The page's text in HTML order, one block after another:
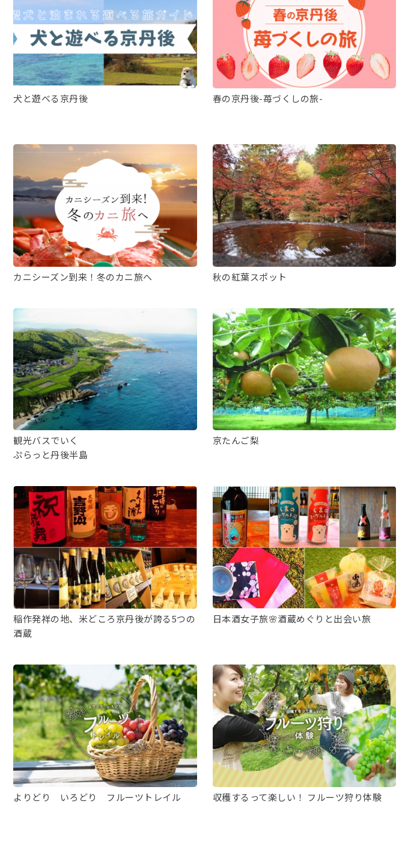
犬と遊べる京丹後 春の京丹後-苺づくしの旅-
カニシーズン到来！冬のカニ旅へ 秋の紅葉スポット
観光バスでいく
ぷらっと丹後半島
京たんご梨
稲作発祥の地、米どころ京丹後が誇る5つの
酒蔵
日本酒女子旅🌸酒蔵めぐりと出会い旅
よりどり いろどり フルーツトレイル 収穫するって楽しい！ フルーツ狩り体験